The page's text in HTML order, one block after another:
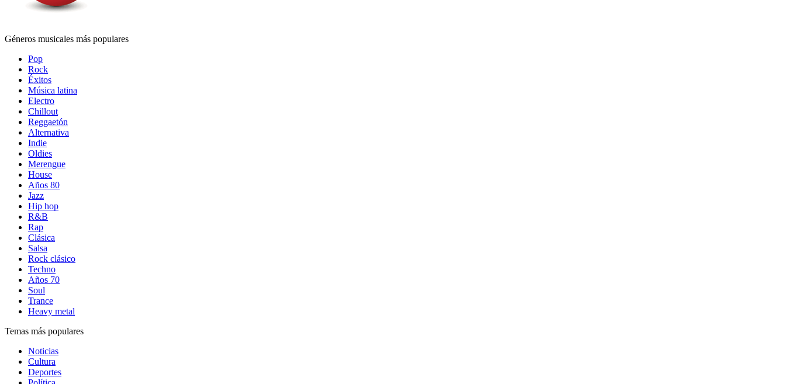
Géneros musicales más populares
Pop
Rock
Éxitos
Música latina
Electro
Chillout
Reggaetón
Alternativa
Indie
Oldies
Merengue
House
Años 80
Jazz
Hip hop
R&B
Rap
Clásica
Salsa
Rock clásico
Techno
Años 70
Soul
Trance
Heavy metal
Temas más populares
Noticias
Cultura
Deportes